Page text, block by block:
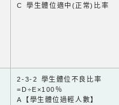
C 學生體位適中(正常)比率
2-3-2 學生體位不良比率
=D÷E×100％
A【學生體位過輕人數】